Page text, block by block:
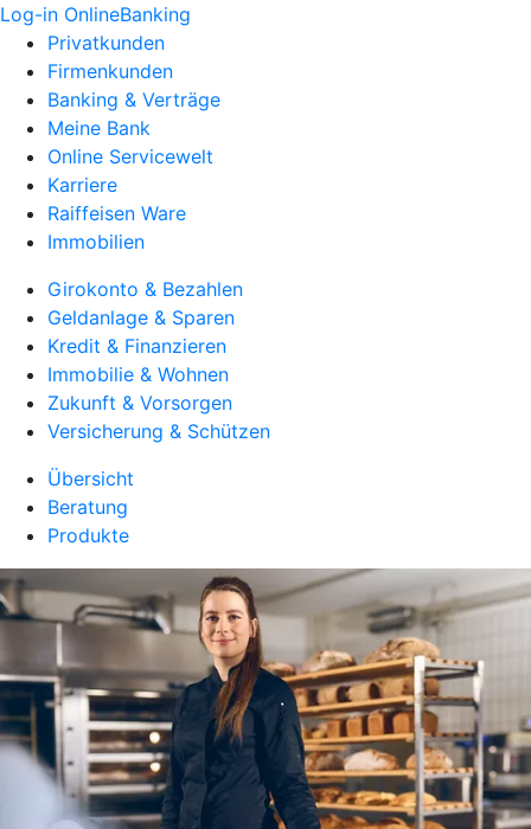
Log-in OnlineBanking
Privatkunden
Firmenkunden
Banking & Verträge
Meine Bank
Online Servicewelt
Karriere
Raiffeisen Ware
Immobilien
Girokonto & Bezahlen
Geldanlage & Sparen
Kredit & Finanzieren
Immobilie & Wohnen
Zukunft & Vorsorgen
Versicherung & Schützen
Übersicht
Beratung
Produkte